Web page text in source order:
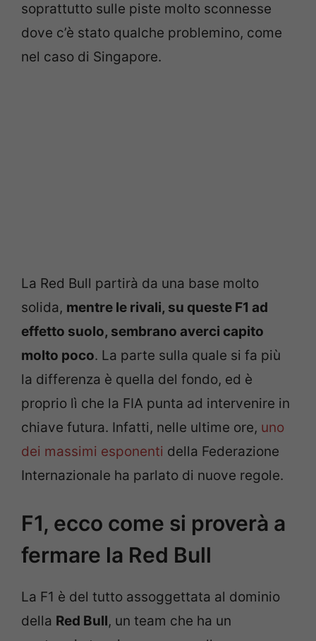
soprattutto sulle piste molto sconnesse
dove c’è stato qualche problemino, come
nel caso di Singapore.
La Red Bull partirà da una base molto
solida, mentre le rivali, su queste F1 ad
effetto suolo, sembrano averci capito
molto poco. La parte sulla quale si fa più
la differenza è quella del fondo, ed è
proprio lì che la FIA punta ad intervenire in
chiave futura. Infatti, nelle ultime ore, uno
dei massimi esponenti della Federazione
Internazionale ha parlato di nuove regole.
F1, ecco come si proverà a
fermare la Red Bull
La F1 è del tutto assoggettata al dominio
della Red Bull, un team che ha un